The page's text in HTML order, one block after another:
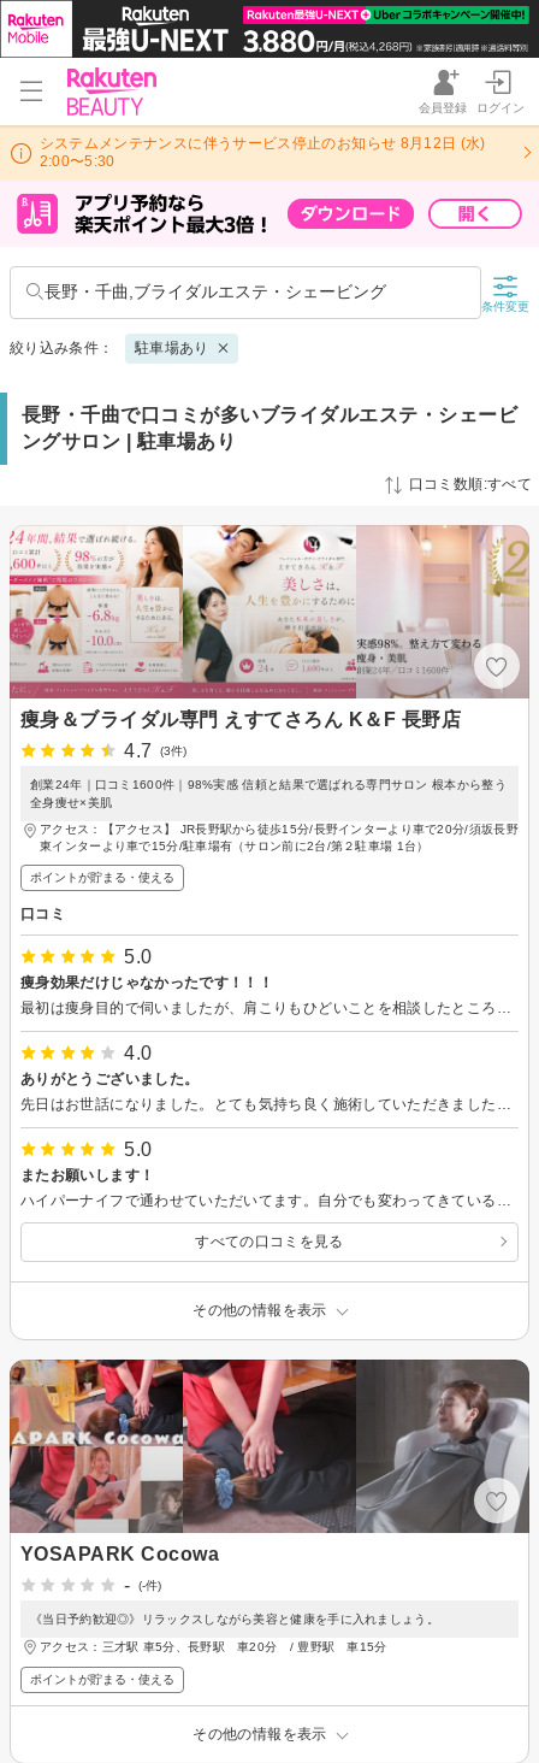
会員登録 ログイン
システムメンテナンスに伴うサービス停止のお知らせ 8月12日 (水)
2:00〜5:30
長野・千曲,ブライダルエステ・シェービング
条件変更
絞り込み条件： 駐車場あり
長野・千曲で口コミが多いブライダルエステ・シェービ
ングサロン | 駐車場あり
口コミ数順:すべて
痩身＆ブライダル専門 えすてさろん K＆F 長野店
4.7
(3件)
創業24年｜口コミ1600件｜98%実感 信頼と結果で選ばれる専門サロン 根本から整う
全身痩せ×美肌
アクセス：【アクセス】 JR長野駅から徒歩15分/長野インターより車で20分/須坂長野
東インターより車で15分/駐車場有（サロン前に2台/第２駐車場 1台）
ポイントが貯まる・使える
口コミ
5.0
痩身効果だけじゃなかったです！！！
4.0
ありがとうございました。
5.0
またお願いします！
すべての口コミを見る
その他の情報を表示
YOSAPARK Cocowa
-
(-件)
《当日予約歓迎◎》リラックスしながら美容と健康を手に入れましょう。
アクセス：三才駅 車5分、長野駅 車20分 / 豊野駅 車15分
ポイントが貯まる・使える
その他の情報を表示